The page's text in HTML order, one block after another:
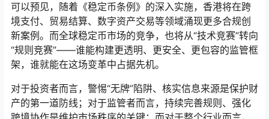
可以预见，随着《稳定币条例》的深入实施，香港将在跨
境支付、贸易结算、数字资产交易等领域涌现更多合规创
新案例。而全球稳定币市场的竞争，也将从“技术竞赛”转向
“规则竞赛”——谁能构建更透明、更安全、更包容的监管框
架，谁就能在这场变革中占据先机。
对于投资者而言，警惕“无牌”陷阱、核实信息来源是保护财
产的第一道防线；对于监管者而言，持续完善规则、强化